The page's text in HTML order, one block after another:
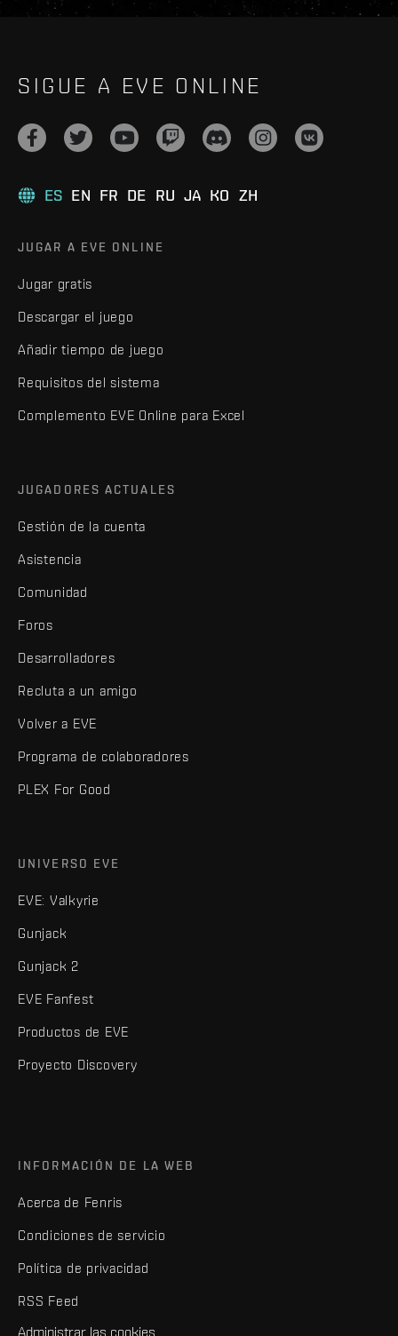
SIGUE A EVE ONLINE
ES EN FR DE RU JA KO ZH
JUGAR A EVE ONLINE
Jugar gratis
Descargar el juego
Añadir tiempo de juego
Requisitos del sistema
Complemento EVE Online para Excel
JUGADORES ACTUALES
Gestión de la cuenta
Asistencia
Comunidad
Foros
Desarrolladores
Recluta a un amigo
Volver a EVE
Programa de colaboradores
PLEX For Good
UNIVERSO EVE
EVE: Valkyrie
Gunjack
Gunjack 2
EVE Fanfest
Productos de EVE
Proyecto Discovery
INFORMACIÓN DE LA WEB
Acerca de Fenris
Condiciones de servicio
Política de privacidad
RSS Feed
Administrar las cookies